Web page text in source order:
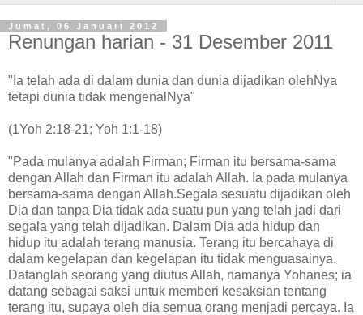
Jumat, 06 Januari 2012
Renungan harian - 31 Desember 2011
"Ia telah ada di dalam dunia dan dunia dijadikan olehNya
tetapi dunia tidak mengenalNya"
(1Yoh 2:18-21; Yoh 1:1-18)
"Pada mulanya adalah Firman; Firman itu bersama-sama
dengan Allah dan Firman itu adalah Allah. Ia pada mulanya
bersama-sama dengan Allah.Segala sesuatu dijadikan oleh
Dia dan tanpa Dia tidak ada suatu pun yang telah jadi dari
segala yang telah dijadikan. Dalam Dia ada hidup dan
hidup itu adalah terang manusia. Terang itu bercahaya di
dalam kegelapan dan kegelapan itu tidak menguasainya.
Datanglah seorang yang diutus Allah, namanya Yohanes; ia
datang sebagai saksi untuk memberi kesaksian tentang
terang itu, supaya oleh dia semua orang menjadi percaya. Ia